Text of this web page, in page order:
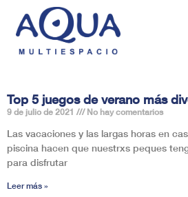
Top 5 juegos de verano más
9 de julio de 2021 No hay comentarios
Las vacaciones y las largas horas en
piscina hacen que nuestrxs peques
para disfrutar
Leer más »